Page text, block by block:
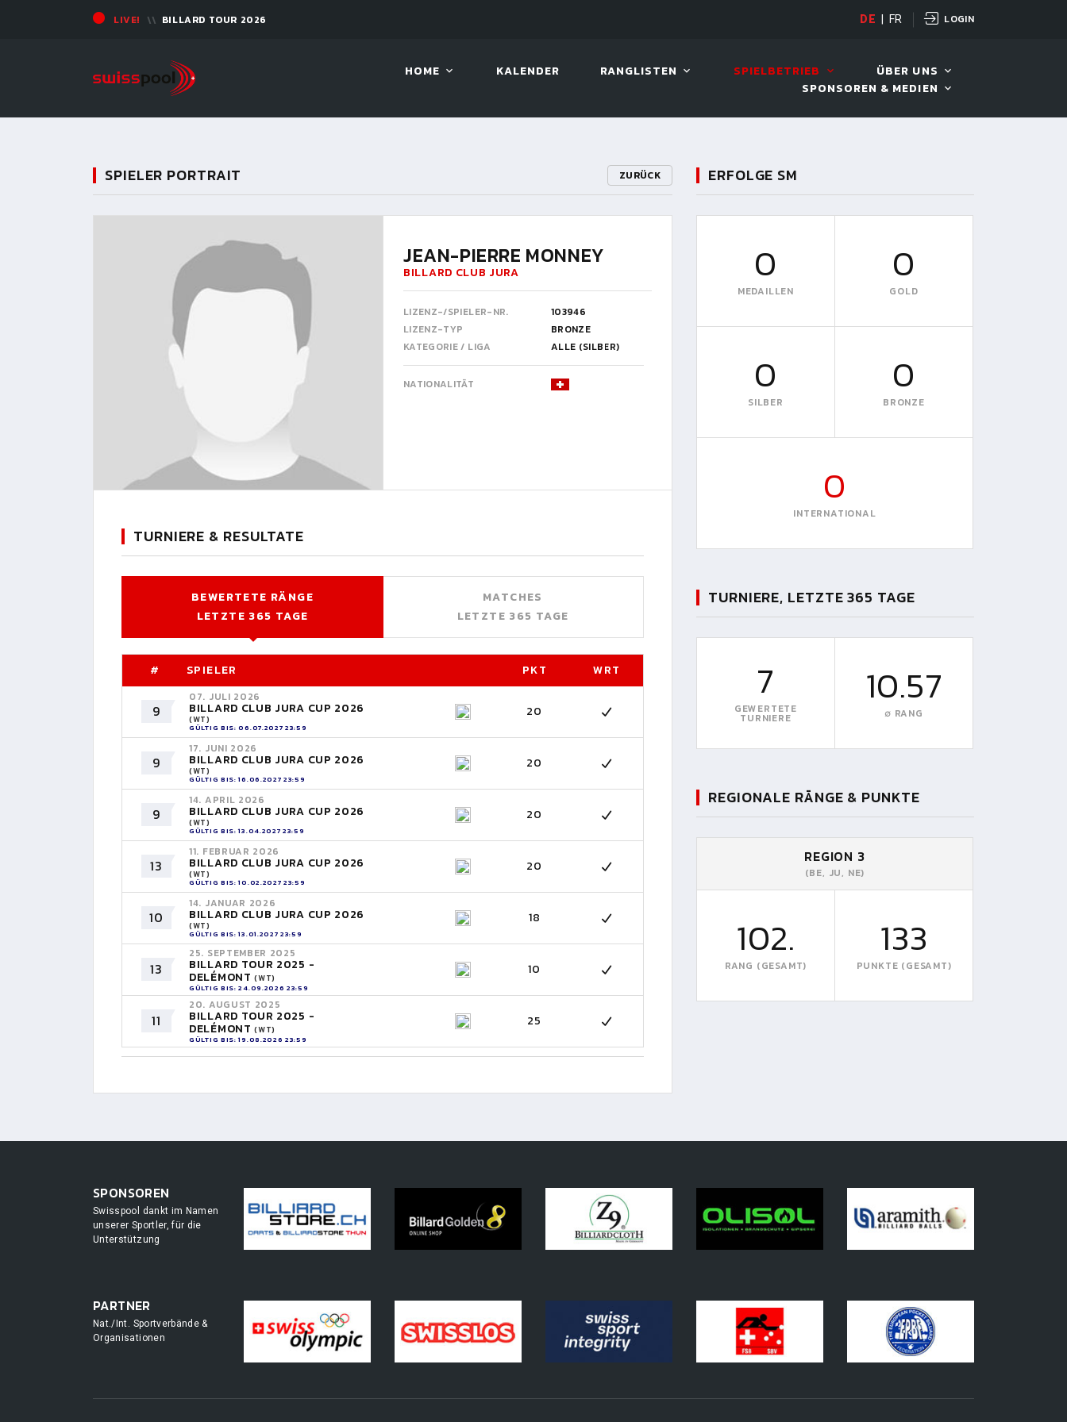
LIVE! BILLARD TOUR 2026 LIVE! BILLARD TOUR
DE FR LOGIN
HOME KALENDER RANGLISTEN SPIELBETRIEB
ÜBER UNS
SPONSOREN & MEDIEN
SPIELER PORTRAIT ZURÜCK
JEAN-PIERRE MONNEY
BILLARD CLUB JURA
LIZENZ-/SPIELER-NR.
103946
LIZENZ-TYP
BRONZE
KATEGORIE / LIGA
ALLE (SILBER)
NATIONALITÄT
TURNIERE & RESULTATE
BEWERTETE RÄNGE
LETZTE 365 TAGE
MATCHES
LETZTE 365 TAGE
# SPIELER PKT WRT
9
07. JULI 2026
BILLARD CLUB JURA CUP 2026
(WT)
GÜLTIG BIS: 06.07.2027 23:59
20
9
17. JUNI 2026
BILLARD CLUB JURA CUP 2026
(WT)
GÜLTIG BIS: 16.06.2027 23:59
20
9
14. APRIL 2026
BILLARD CLUB JURA CUP 2026
(WT)
GÜLTIG BIS: 13.04.2027 23:59
20
13
11. FEBRUAR 2026
BILLARD CLUB JURA CUP 2026
(WT)
GÜLTIG BIS: 10.02.2027 23:59
20
10
14. JANUAR 2026
BILLARD CLUB JURA CUP 2026
(WT)
GÜLTIG BIS: 13.01.2027 23:59
18
13
25. SEPTEMBER 2025
BILLARD TOUR 2025 -
DELÉMONT(WT)
GÜLTIG BIS: 24.09.2026 23:59
10
11
20. AUGUST 2025
BILLARD TOUR 2025 -
DELÉMONT(WT)
GÜLTIG BIS: 19.08.2026 23:59
25
ERFOLGE SM
0
MEDAILLEN
0
GOLD
0
SILBER
0
BRONZE
0
INTERNATIONAL
TURNIERE, LETZTE 365 TAGE
7
GEWERTETE
TURNIERE
10.57
∅ RANG
REGIONALE RÄNGE & PUNKTE
REGION 3
(BE, JU, NE)
102.
RANG (GESAMT)
133
PUNKTE (GESAMT)
SPONSOREN
Swisspool dankt im Namen
unserer Sportler, für die
Unterstützung
PARTNER
Nat./Int. Sportverbände &
Organisationen